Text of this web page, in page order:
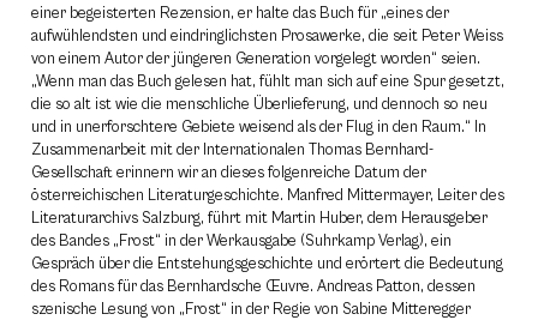
einer begeisterten Rezension, er halte das Buch für „eines der
aufwühlendsten und eindringlichsten Prosawerke, die seit Peter Weiss
von einem Autor der jüngeren Generation vorgelegt worden“ seien.
„Wenn man das Buch gelesen hat, fühlt man sich auf eine Spur gesetzt,
die so alt ist wie die menschliche Überlieferung, und dennoch so neu
und in unerforschtere Gebiete weisend als der Flug in den Raum.“ In
Zusammenarbeit mit der Internationalen Thomas Bernhard-
Gesellschaft erinnern wir an dieses folgenreiche Datum der
österreichischen Literaturgeschichte. Manfred Mittermayer, Leiter des
Literaturarchivs Salzburg, führt mit Martin Huber, dem Herausgeber
des Bandes „Frost“ in der Werkausgabe (Suhrkamp Verlag), ein
Gespräch über die Entstehungsgeschichte und erörtert die Bedeutung
des Romans für das Bernhardsche Œuvre. Andreas Patton, dessen
szenische Lesung von „Frost“ in der Regie von Sabine Mitteregger